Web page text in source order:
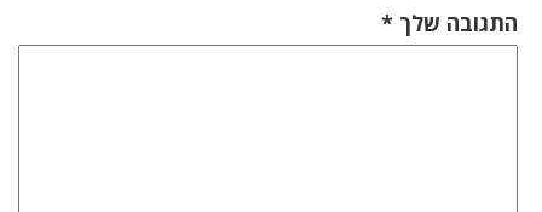
התגובה שלך *